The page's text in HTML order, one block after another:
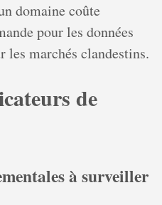
domaine coûte
pour les données
les marchés clandestins.
de
à surveiller